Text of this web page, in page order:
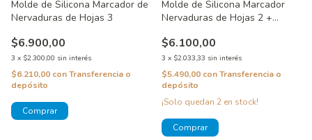
Molde de Silicona Marcador de
Nervaduras de Hojas 3
$6.900,00
3 x $2.300,00 sin interés
$6.210,00 conTransferencia o
depósito
Molde de Silicona Marcador
Nervaduras de Hojas 2 +
$6.100,00
3 x $2.033,33 sin interés
$5.490,00 conTransferencia o
depósito
¡Solo quedan 2 en stock!